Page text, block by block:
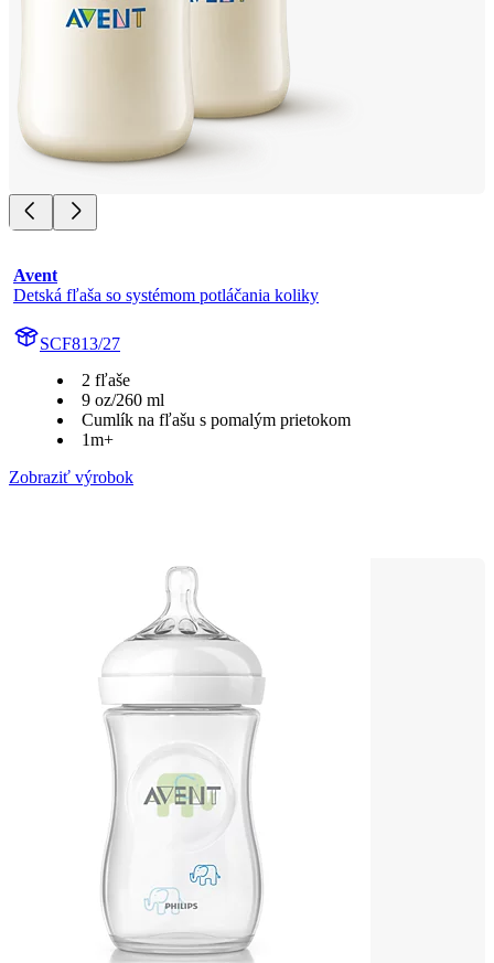
Avent
Detská fľaša so systémom potláčania koliky
SCF813/27
2 fľaše
9 oz/260 ml
Cumlík na fľašu s pomalým prietokom
1m+
Zobraziť výrobok